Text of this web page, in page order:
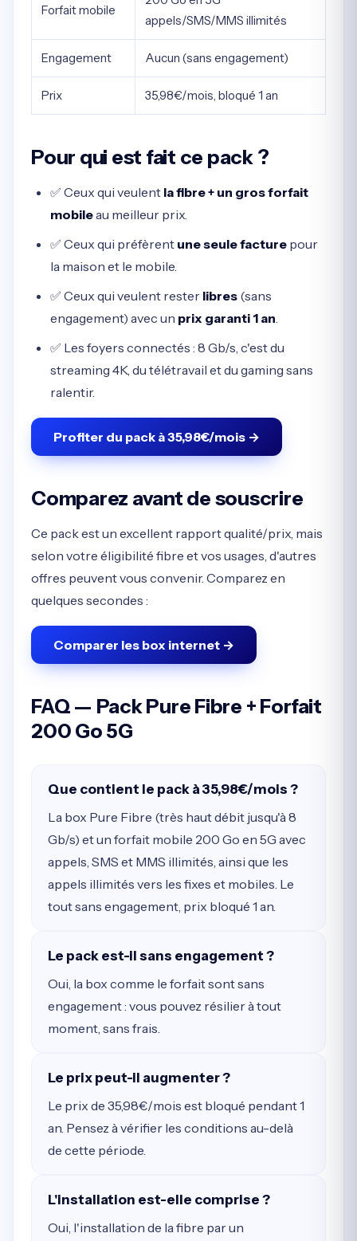
Forfait mobile
appels/SMS/MMS illimités
Engagement Aucun (sans engagement)
Prix 35,98€/mois, bloqué 1 an
Pour qui est fait ce pack ?
✅ Ceux qui veulent la fibre + un gros forfait
mobileau meilleur prix.
✅ Ceux qui préfèrent une seule facture pour
la maison et le mobile.
✅ Ceux qui veulent rester libres (sans
engagement) avec un prix garanti 1 an.
✅ Les foyers connectés : 8 Gb/s, c'est du
streaming 4K, du télétravail et du gaming sans
ralentir.
Profiter du pack à 35,98€/mois →
Comparez avant de souscrire
Ce pack est un excellent rapport qualité/prix, mais
selon votre éligibilité fibre et vos usages, d'autres
offres peuvent vous convenir. Comparez en
quelques secondes :
Comparer les box internet →
FAQ — Pack Pure Fibre + Forfait
200 Go 5G
Que contient le pack à 35,98€/mois ?
La box Pure Fibre (très haut débit jusqu'à 8
Gb/s) et un forfait mobile 200 Go en 5G avec
appels, SMS et MMS illimités, ainsi que les
appels illimités vers les fixes et mobiles. Le
tout sans engagement, prix bloqué 1 an.
Le pack est-il sans engagement ?
Oui, la box comme le forfait sont sans
engagement : vous pouvez résilier à tout
moment, sans frais.
Le prix peut-il augmenter ?
Le prix de 35,98€/mois est bloqué pendant 1
an. Pensez à vérifier les conditions au-delà
de cette période.
L'installation est-elle comprise ?
Oui, l'installation de la fibre par un